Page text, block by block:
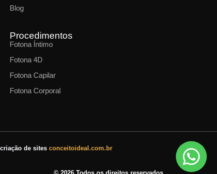
Blog
Procedimentos
Fotona Íntimo
Fotona 4D
Fotona Capilar
Fotona Corporal
criação de sites conceitoideal.com.br